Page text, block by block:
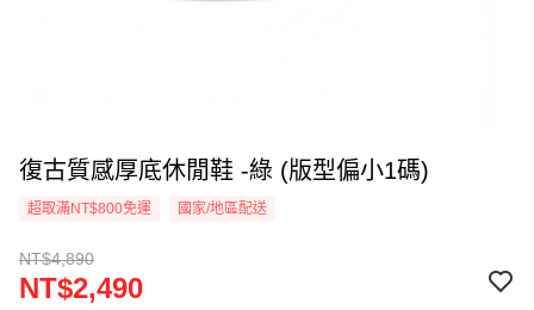
復古質感厚底休閒鞋 -綠 (版型偏小1碼)
超取滿NT$800免運 國家/地區配送
NT$4,890
NT$2,490